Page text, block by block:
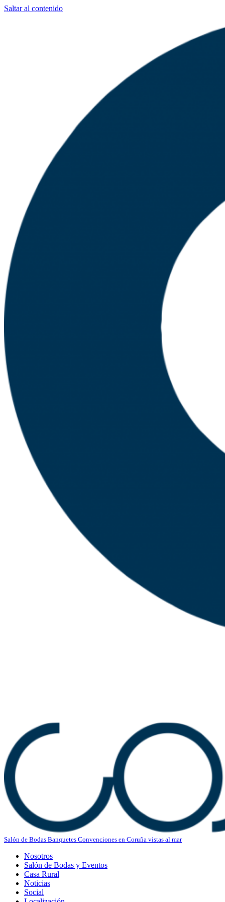
Saltar al contenido
Salón de Bodas Banquetes Convenciones en Coruña vistas al mar
Nosotros
Salón de Bodas y Eventos
Casa Rural
Noticias
Social